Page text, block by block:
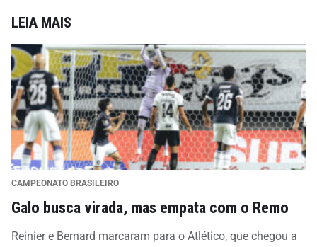
LEIA MAIS
CAMPEONATO BRASILEIRO
Galo busca virada, mas empata com o Remo
Reinier e Bernard marcaram para o Atlético, que chegou a